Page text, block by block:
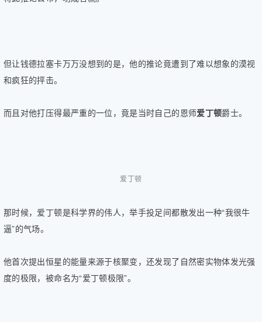
但让钱德拉塞卡万万没想到的是，他的推论竟遭到了难以想象的漠视
和疯狂的抨击。
而且对他打压得最严重的一位，竟是当时自己的恩师爱丁顿爵士。
爱丁顿
那时候，爱丁顿是科学界的伟人，举手投足间都散发出一种“我很牛
逼”的气场。
他首次提出恒星的能量来源于核聚变，还发现了自然密实物体发光强
度的极限，被命名为“爱丁顿极限”。